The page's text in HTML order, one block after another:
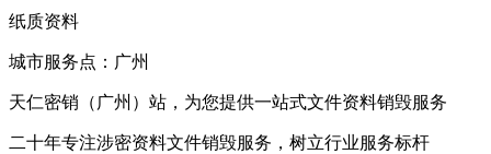
纸质资料
城市服务点：广州
天仁密销（广州）站，为您提供一站式文件资料销毁服务
二十年专注涉密资料文件销毁服务，树立行业服务标杆